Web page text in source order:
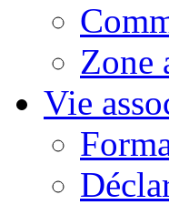
Zone
Vie